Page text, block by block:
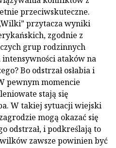
przeciwskuteczne.
przytacza wyniki
zgodnie z
grup rodzinnych
ataków na
Bo odstrzał osłabia i
pewnym momencie
stają się
W takiej sytuacji wiejski
mogą okazać się
odstrzał, i podkreślają to
zawsze powinien być